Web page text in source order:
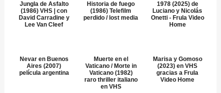
Jungla de Asfalto
(1986) VHS | con
David Carradine y
Lee Van Cleef
Historia de fuego
(1986) Telefilm
perdido / lost media
1978 (2025) de
Luciano y Nicolás
Onetti - Frula Video
Home
Nevar en Buenos
Aires (2007)
película argentina
Muerte en el
Vaticano / Morte in
Vaticano (1982)
raro thriller italiano
en VHS
Marisa y Gomoso
(2023) en VHS
gracias a Frula
Video Home